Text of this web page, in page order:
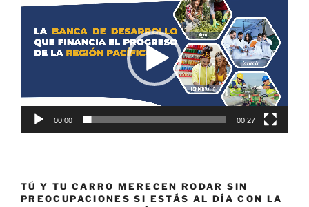
de
00:00 00:27
TÚ Y TU CARRO MERECEN RODAR SIN
PREOCUPACIONES SI ESTÁS AL DÍA CON LA